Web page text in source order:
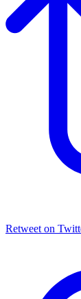
Retweet on